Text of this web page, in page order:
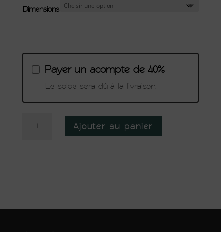
Dimensions
Payer un acompte de 40%
Le solde sera dû à la livraison.
Ajouter au panier